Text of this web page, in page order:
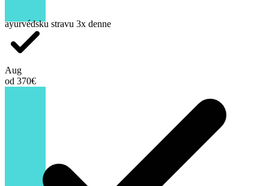
Aug
od 370€
ayurvédsku stravu 3x denne